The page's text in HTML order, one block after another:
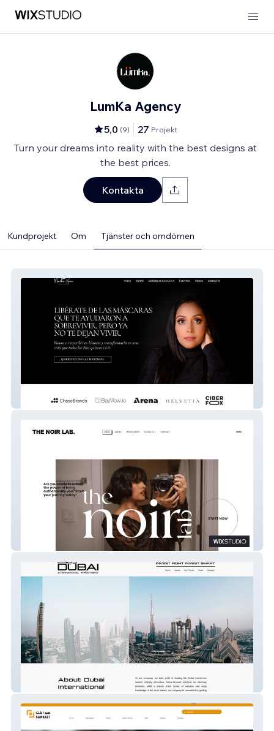
LumKa Agency
5,0 (9) 27 Projekt
Turn your dreams into reality with the best designs at
the best prices.
Kontakta
Kundprojekt Om Tjänster och omdömen
Martha
Dubai Inter. Invest.